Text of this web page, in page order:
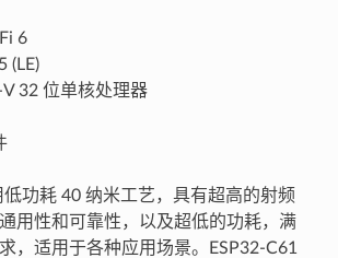
6
(LE)
­V 32 位单核处理器
低功耗 40 纳米工艺，具有超高的射频
用性和可靠性，以及超低的功耗，满
，适用于各种应用场景。ESP32-C61